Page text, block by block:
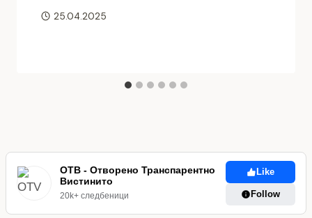
25.04.2025
ОТВ - Отворено Транспарентно
Вистинито
20k+ следбеници
Like
Follow